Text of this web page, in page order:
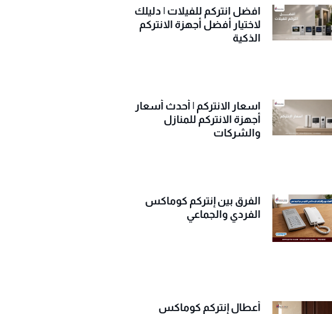
افضل انتركم للفيلات | دليلك
لاختيار أفضل أجهزة الانتركم
الذكية
اسعار الانتركم | أحدث أسعار
أجهزة الانتركم للمنازل
والشركات
الفرق بين إنتركم كوماكس
الفردي والجماعي
أعطال إنتركم كوماكس